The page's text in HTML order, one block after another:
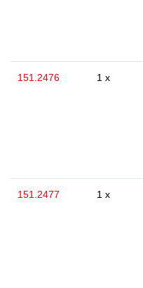
151.2476 1 x
151.2477 1 x